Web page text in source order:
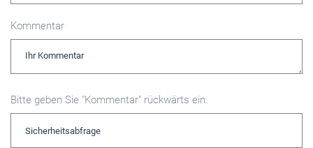
Kommentar
Bitte geben Sie "Kommentar" rückwärts ein.